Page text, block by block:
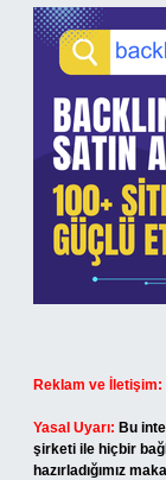
Reklam ve İletişim:
Yasal Uyarı: Bu
şirketi ile hiçbir
hazırladığımız